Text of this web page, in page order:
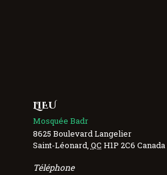
LIEU
Mosquée Badr
8625 Boulevard Langelier
Saint-Léonard QC H1P 2C6 Canada
Téléphone